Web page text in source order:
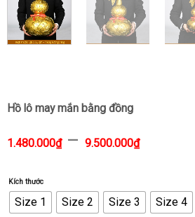
Hồ lô may mắn bằng đồng
1.480.000₫– 9.500.000₫
Kích thước
Size 1 Size 2 Size 3 Size 4